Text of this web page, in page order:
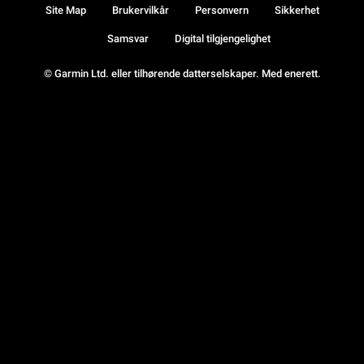
© Garmin Ltd. eller tilhørende datterselskaper. Med enerett.
Site Map Brukervilkår Personvern Sikkerhet
Samsvar Digital tilgjengelighet